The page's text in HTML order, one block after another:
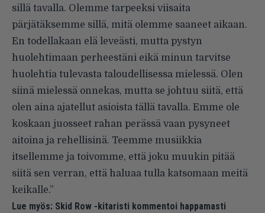
sillä tavalla. Olemme tarpeeksi viisaita
pärjätäksemme sillä, mitä olemme saaneet aikaan.
En todellakaan elä leveästi, mutta pystyn
huolehtimaan perheestäni eikä minun tarvitse
huolehtia tulevasta taloudellisessa mielessä. Olen
siinä mielessä onnekas, mutta se johtuu siitä, että
olen aina ajatellut asioista tällä tavalla. Emme ole
koskaan juosseet rahan perässä vaan pysyneet
aitoina ja rehellisinä. Teemme musiikkia
itsellemme ja toivomme, että joku muukin pitää
siitä sen verran, että haluaa tulla katsomaan meitä
keikalle.”
Lue myös: Skid Row -kitaristi kommentoi happamasti